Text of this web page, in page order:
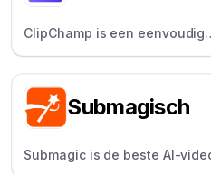
ClipChamp is een eenvoudig
videobewerkingsprogramma
en maken.Submagisch
Submagic is de beste AI-